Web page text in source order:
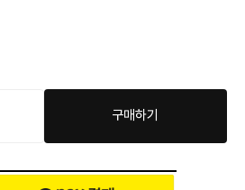
구매하기